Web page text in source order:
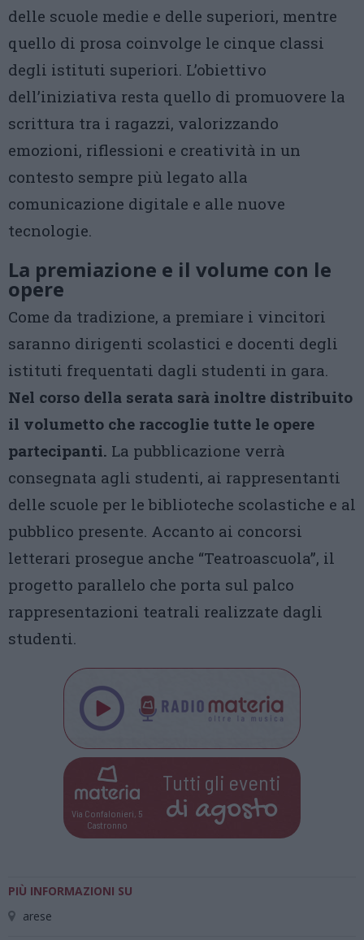
delle scuole medie e delle superiori, mentre
quello di prosa coinvolge le cinque classi
degli istituti superiori. L’obiettivo
dell’iniziativa resta quello di promuovere la
scrittura tra i ragazzi, valorizzando
emozioni, riflessioni e creatività in un
contesto sempre più legato alla
comunicazione digitale e alle nuove
tecnologie.
La premiazione e il volume con le
opere
Come da tradizione, a premiare i vincitori
saranno dirigenti scolastici e docenti degli
istituti frequentati dagli studenti in gara.
Nel corso della serata sarà inoltre distribuito
il volumetto che raccoglie tutte le opere
partecipanti. La pubblicazione verrà
consegnata agli studenti, ai rappresentanti
delle scuole per le biblioteche scolastiche e al
pubblico presente. Accanto ai concorsi
letterari prosegue anche “Teatroascuola”, il
progetto parallelo che porta sul palco
rappresentazioni teatrali realizzate dagli
studenti.
Via Confalonieri, 5
Castronno
Tutti gli eventi
di agosto
PIÙ INFORMAZIONI SU
arese